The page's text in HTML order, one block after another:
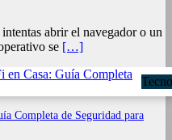
abrir el navegador o un
se […]
Completa de Seguridad para